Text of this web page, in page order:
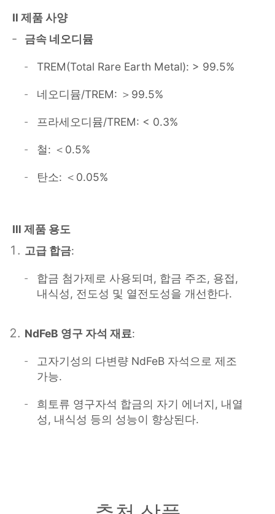
Ⅱ 제품 사양
금속 네오디뮴
TREM(Total Rare Earth Metal): > 99.5%
네오디뮴/TREM: ＞99.5%
프라세오디뮴/TREM: < 0.3%
철: ＜0.5%
탄소: ＜0.05%
Ⅲ 제품 용도
고급 합금:
합금 첨가제로 사용되며, 합금 주조, 용접,
내식성, 전도성 및 열전도성을 개선한다.
NdFeB 영구 자석 재료:
고자기성의 다변량 NdFeB 자석으로 제조
가능.
희토류 영구자석 합금의 자기 에너지, 내열
성, 내식성 등의 성능이 향상된다.